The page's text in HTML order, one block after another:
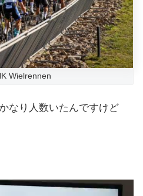
Wielrennen
なり人数いたんですけど